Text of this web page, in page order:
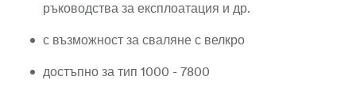
ръководства за експлоатация и др.
с възможност за сваляне с велкро
достъпно за тип 1000 - 7800